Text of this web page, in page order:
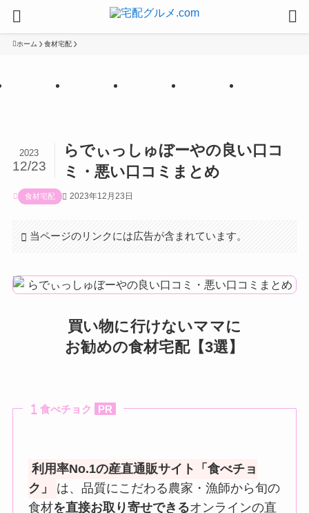
ホーム 食材宅配
らでぃっしゅぼーやの良い口コ
ミ・悪い口コミまとめ
2023
12/23
食材宅配 2023年12月23日
当ページのリンクには広告が含まれています。
買い物に行けないママに
お勧めの食材宅配【3選】
食べチョク PR
利用率No.1の産直通販サイト「食べチョ
ク」
は、品質にこだわる農家・漁師から旬の
食材を直接お取り寄せできるオンラインの直